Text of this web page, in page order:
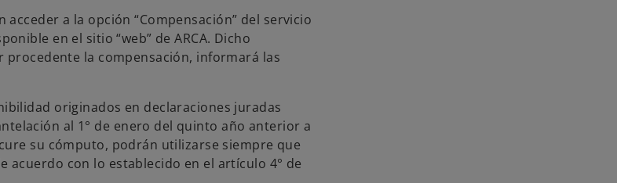
a la opción “Compensación” del servicio
en el sitio “web” de ARCA. Dicho
la compensación, informará las
originados en declaraciones juradas
al 1° de enero del quinto año anterior a
su cómputo, podrán utilizarse siempre que
acuerdo con lo establecido en el artículo 4° de